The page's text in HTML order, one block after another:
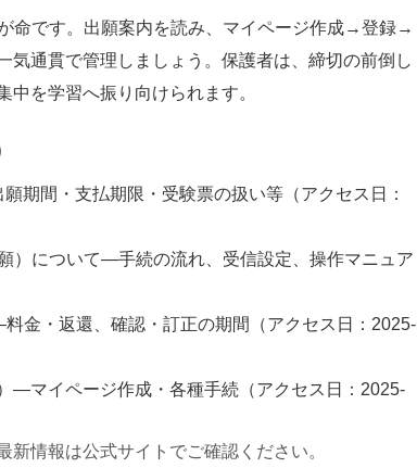
命です。出願案内を読み、マイページ作成→登録→
通貫で管理しましょう。保護者は、締切の前倒し
を学習へ振り向けられます。
期間・支払期限・受験票の扱い等（アクセス日：
）について—手続の流れ、受信設定、操作マニュア
金・返還、確認・訂正の期間（アクセス日：2025-
—マイページ作成・各種手続（アクセス日：2025-
情報は公式サイトでご確認ください。